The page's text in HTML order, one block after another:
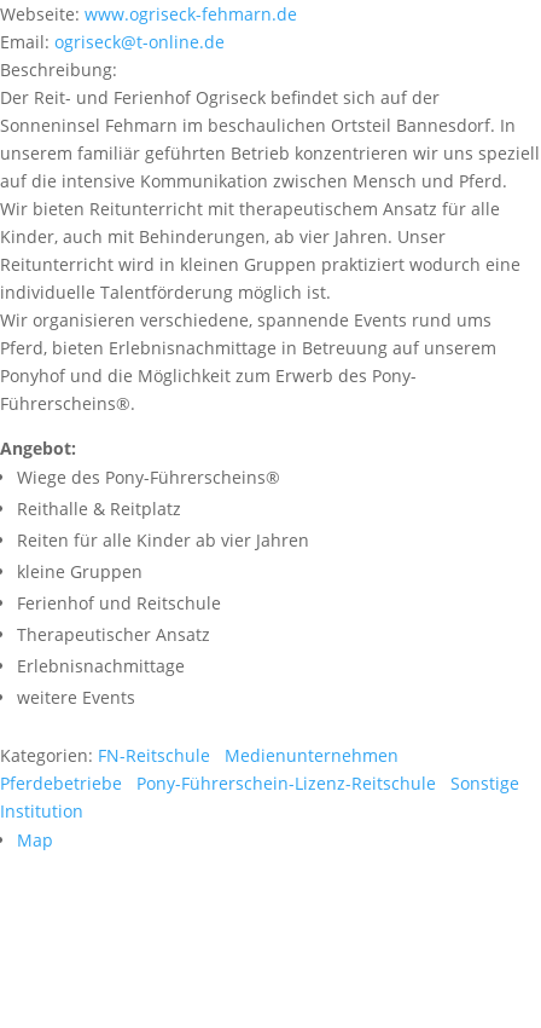
Webseite: www.ogriseck-fehmarn.de
Email: ogriseck@t-online.de
Beschreibung:
Der Reit- und Ferienhof Ogriseck befindet sich auf der
Sonneninsel Fehmarn im beschaulichen Ortsteil Bannesdorf. In
unserem familiär geführten Betrieb konzentrieren wir uns speziell
auf die intensive Kommunikation zwischen Mensch und Pferd.
Wir bieten Reitunterricht mit therapeutischem Ansatz für alle
Kinder, auch mit Behinderungen, ab vier Jahren. Unser
Reitunterricht wird in kleinen Gruppen praktiziert wodurch eine
individuelle Talentförderung möglich ist.
Wir organisieren verschiedene, spannende Events rund ums
Pferd, bieten Erlebnisnachmittage in Betreuung auf unserem
Ponyhof und die Möglichkeit zum Erwerb des Pony-
Führerscheins®.
Angebot:
Wiege des Pony-Führerscheins®
Reithalle & Reitplatz
Reiten für alle Kinder ab vier Jahren
kleine Gruppen
Ferienhof und Reitschule
Therapeutischer Ansatz
Erlebnisnachmittage
weitere Events
Kategorien: FN-Reitschule
Medienunternehmen
Pferdebetriebe
Pony-Führerschein-Lizenz-Reitschule
Sonstige
Institution
Map